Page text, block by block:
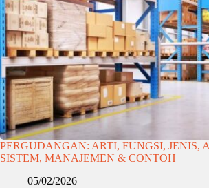
PERGUDANGAN: ARTI, FUNGSI, JENIS,
SISTEM, MANAJEMEN & CONTOH
05/02/2026